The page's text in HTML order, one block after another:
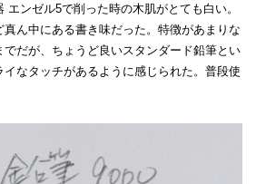
ンゼル5で削った時の木肌がとても白い。
ん中にある書き味だった。特徴があまりな
だが、ちょうど良いスタンダード鉛筆とい
イなタッチがあるように感じられた。普段使